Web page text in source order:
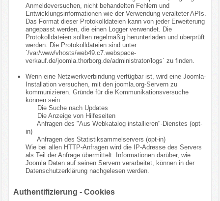
Anmeldeversuchen, nicht behandelten Fehlern und
Entwicklungsinformationen wie der Verwendung veralteter APIs.
Das Format dieser Protokolldateien kann von jeder Erweiterung
angepasst werden, die einen Logger verwendet. Die
Protokolldateien sollten regelmäßig herunterladen und überprüft
werden. Die Protokolldateien sind unter
`/var/www/vhosts/web49.c7.webspace-
verkauf.de/joomla.thorborg.de/administrator/logs` zu finden.
Wenn eine Netzwerkverbindung verfügbar ist, wird eine Joomla-
Installation versuchen, mit den joomla.org-Servern zu
kommunizieren. Gründe für die Kommunikationsversuche
können sein:
Die Suche nach Updates
Die Anzeige von Hilfeseiten
Anfragen des "Aus Webkatalog installieren"-Dienstes (opt-
in)
Anfragen des Statistiksammelservers (opt-in)
Wie bei allen HTTP-Anfragen wird die IP-Adresse des Servers
als Teil der Anfrage übermittelt. Informationen darüber, wie
Joomla Daten auf seinen Servern verarbeitet, können in der
Datenschutzerklärung nachgelesen werden.
Authentifizierung - Cookies